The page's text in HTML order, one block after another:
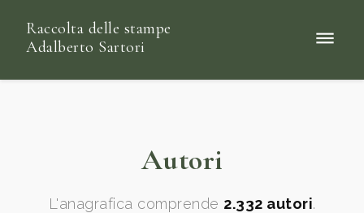
Raccolta delle stampe
Adalberto Sartori
Autori
L'anagrafica comprende 2.332 autori.